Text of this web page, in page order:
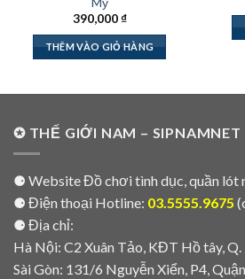
390,000₫
THÊM VÀO GIỎ HÀNG
✪ THẾ GIỚI NAM – SIPNAMNET
⚈ Website Đồ chơi tình dục, quần lót
⚈ Điện thoại Hotline: 03.5555.9675
⚈ Địa chỉ:
Hà Nội: C2 Xuân Tảo, KĐT Hồ tây,
Sài Gòn: 131/6 Nguyễn Xiển, P4,